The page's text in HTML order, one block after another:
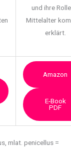
und ihre
Mittelalter
erklärt.
Amazon
E-Book
PDF
mlat. penicellus =